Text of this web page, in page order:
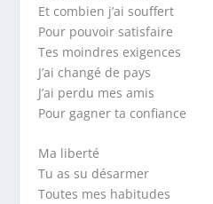
Et combien j’ai souffert
Pour pouvoir satisfaire
Tes moindres exigences
J’ai changé de pays
J’ai perdu mes amis
Pour gagner ta confiance
Ma liberté
Tu as su désarmer
Toutes mes habitudes